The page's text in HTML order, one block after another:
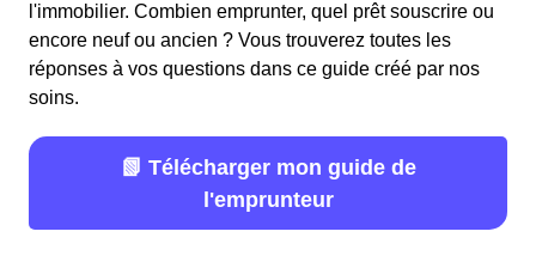
l'immobilier. Combien emprunter, quel prêt souscrire ou
encore neuf ou ancien ? Vous trouverez toutes les
réponses à vos questions dans ce guide créé par nos
soins.
📗 Télécharger mon guide de
l'emprunteur